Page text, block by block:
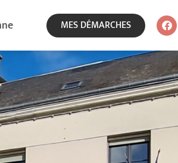
MES DÉMARCHES